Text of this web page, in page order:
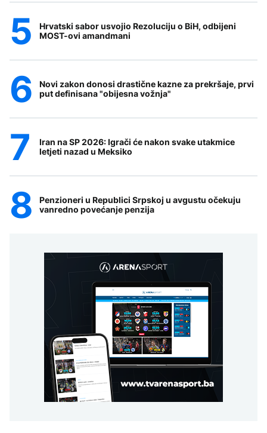
Hrvatski sabor usvojio Rezoluciju o BiH, odbijeni
MOST-ovi amandmani
Novi zakon donosi drastične kazne za prekršaje, prvi
put definisana "obijesna vožnja"
Iran na SP 2026: Igrači će nakon svake utakmice
letjeti nazad u Meksiko
Penzioneri u Republici Srpskoj u avgustu očekuju
vanredno povećanje penzija